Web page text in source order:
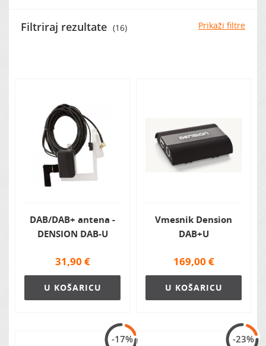
Filtriraj rezultate (16) Prikaži filtre
DAB/DAB+ antena -
DENSION DAB-U
31,90 €
U KOŠARICU
Vmesnik Dension
DAB+U
169,00 €
U KOŠARICU
-17% -23%